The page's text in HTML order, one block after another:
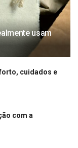
usam
cuidados e
com a